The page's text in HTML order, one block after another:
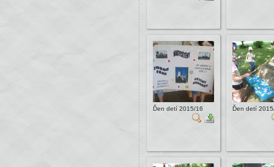
Ďen detí 2015/16 Ďen detí